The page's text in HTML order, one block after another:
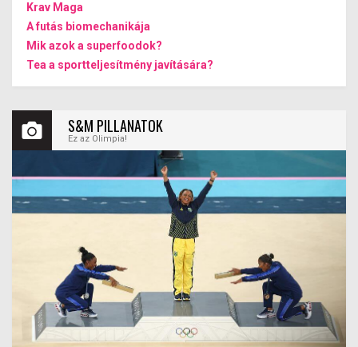
Krav Maga
A futás biomechanikája
Mik azok a superfoodok?
Tea a sportteljesítmény javítására?
S&M PILLANATOK
Ez az Olimpia!